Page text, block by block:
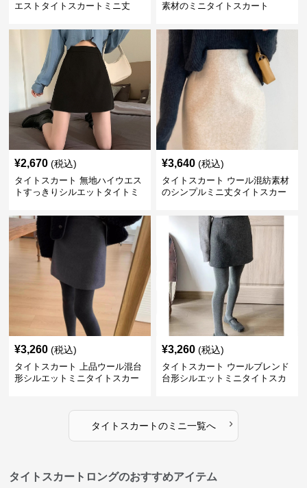
エストタイトスカートミニ丈
素材のミニタイトスカート
¥2,670 (税込)
タイトスカート 無地ハイウエス
トすっきりシルエットタイトミ
¥3,640 (税込)
タイトスカート ウール混紡素材
のシンプルミニ丈タイトスカー
¥3,260 (税込)
タイトスカート 上品ウール混台
形シルエットミニタイトスカー
¥3,260 (税込)
タイトスカート ウールブレンド
台形シルエットミニタイトスカ
タイトスカートのミニ一覧へ ›
タイトスカートロングのおすすめアイテム